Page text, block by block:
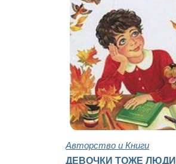
Авторство и Книги
ДЕВОЧКИ ТОЖЕ ЛЮДИ